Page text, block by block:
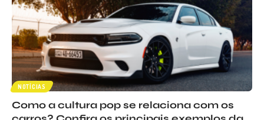
NOTÍCIAS
Como a cultura pop se relaciona com os